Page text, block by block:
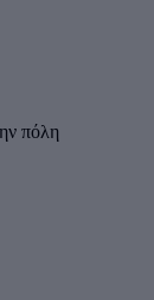
πόλη